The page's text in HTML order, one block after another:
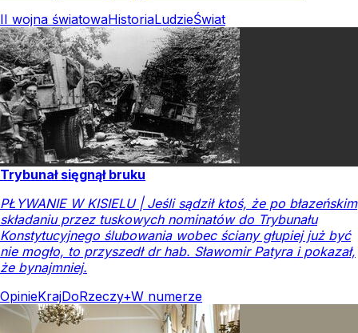
II wojna światowaHistoriaLudzieŚwiat
Trybunał sięgnął bruku
PŁYWANIE W KISIELU | Jeśli sądził ktoś, że po błazeńskim
składaniu przez tuskowych nominatów do Trybunału
Konstytucyjnego ślubowania wobec ściany głupiej już być
nie mogło, to przyszedł dr hab. Sławomir Patyra i pokazał,
że bynajmniej.
OpinieKrajDoRzeczy+W numerze